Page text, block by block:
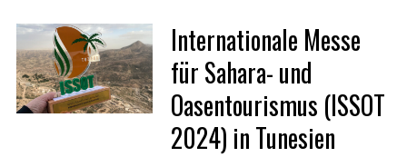
Internationale Messe
für Sahara- und
Oasentourismus (ISSOT
2024) in Tunesien